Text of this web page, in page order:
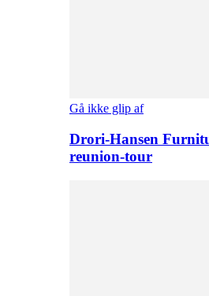
Gå ikke glip af
Drori-Hansen
reunion-tour